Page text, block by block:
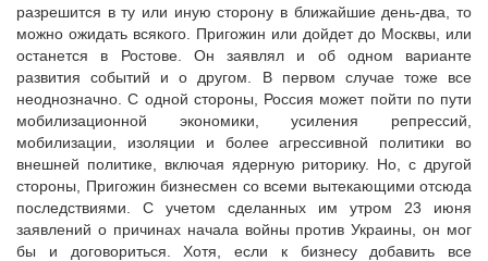
разрешится в ту или иную сторону в ближайшие день-два, то
можно ожидать всякого. Пригожин или дойдет до Москвы, или
останется в Ростове. Он заявлял и об одном варианте
развития событий и о другом. В первом случае тоже все
неоднозначно. С одной стороны, Россия может пойти по пути
мобилизационной экономики, усиления репрессий,
мобилизации, изоляции и более агрессивной политики во
внешней политике, включая ядерную риторику. Но, с другой
стороны, Пригожин бизнесмен со всеми вытекающими отсюда
последствиями. С учетом сделанных им утром 23 июня
заявлений о причинах начала войны против Украины, он мог
бы и договориться. Хотя, если к бизнесу добавить все